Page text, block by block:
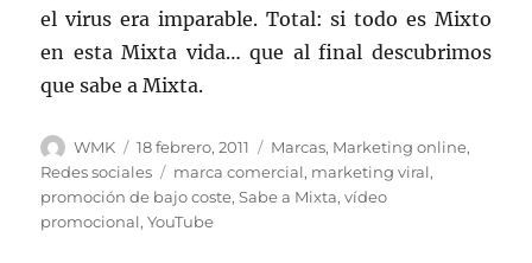
el virus era imparable. Total: si todo es Mixto
en esta Mixta vida… que al final descubrimos
que sabe a Mixta.
Autor
WMK
Publicado
el
18 febrero, 2011 Categorías
Marcas, Marketing online,
Redes sociales
Etiquetas
marca comercial, marketing viral,
promoción de bajo coste,Sabe a Mixta,vídeo
promocional,YouTube